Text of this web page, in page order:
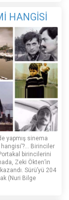
HANGİSİ
yapmış sinema
Birinciler
birincilerini
Zeki Ökten’in
Sürü’yü 204
(Nuri Bilge